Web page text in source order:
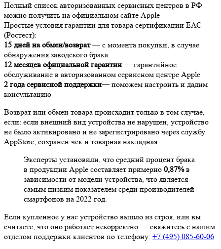
Полный список авторизованных сервисных центров в РФ
можно получить на официальном сайте Apple
Простые условия гарантии для товара сертификации ЕАС
(Ростест):
15 дней на обмен/возврат— с момента покупки, в случае
обнаружения заводского брака
12 месяцев официальной гарантии— гарантийное
обслуживание в авторизованном сервисном центре Apple
2 года сервисной поддержки— поможем настроить и дадим
консультацию
Возврат или обмен товара происходит только в том случае,
если: если внешний вид устройства не нарушен, устройство
не было активировано и не зарегистрировано через службу
AppStore, сохранен чек и товарная накладная.
Эксперты установили, что средний процент брака
в продукции Apple составляет примерно 0,87%в
зависимости от модели устройства, что является
самым низким показателем среди производителей
смартфонов на 2022 год.
Если купленное у нас устройство вышло из строя, или вы
считаете, что оно работает некорректно — свяжитесь с нашим
отделом поддержки клиентов по телефону: +7 (495) 085-60-06